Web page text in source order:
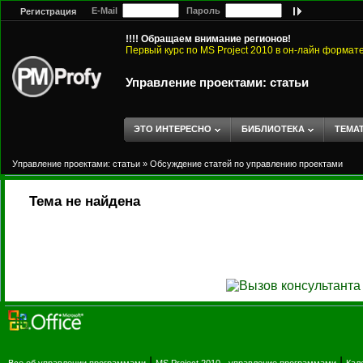
Регистрация E-Mail Пароль
!!!! Обращаем внимание регионов!
Первый курс по MS Project 2010 в он-лайн
Управление проектами: статьи
ЭТО ИНТЕРЕСНО БИБЛИОТЕКА
Управление проектами: статьи » Обсуждение статей по управлению проектами
Тема не найдена